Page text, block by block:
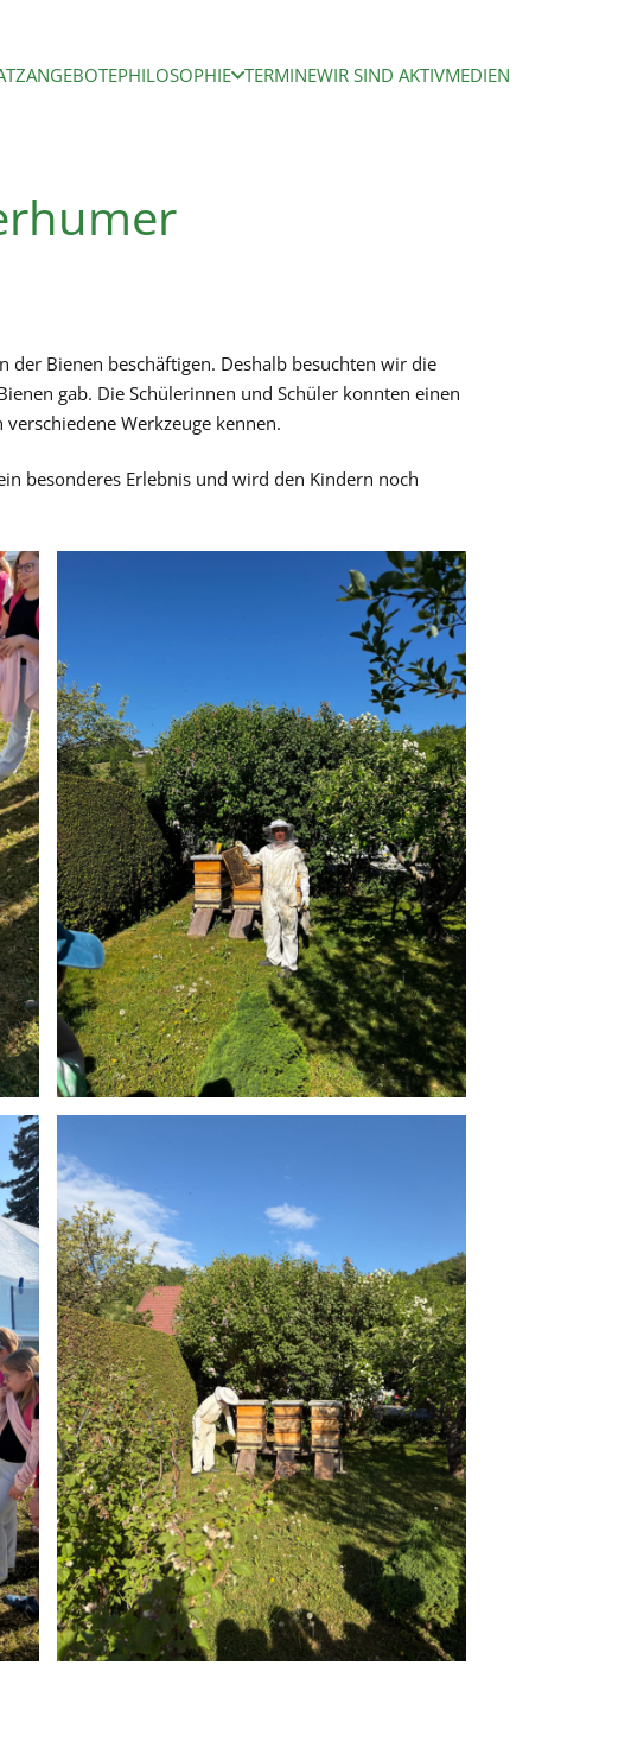
PHILOSOPHIE TERMINEWIR SIND AKTIVMEDIEN
der Bienen beschäftigen. Deshalb besuchten wir die
gab. Die Schülerinnen und Schüler konnten einen
Werkzeuge kennen.
besonderes Erlebnis und wird den Kindern noch